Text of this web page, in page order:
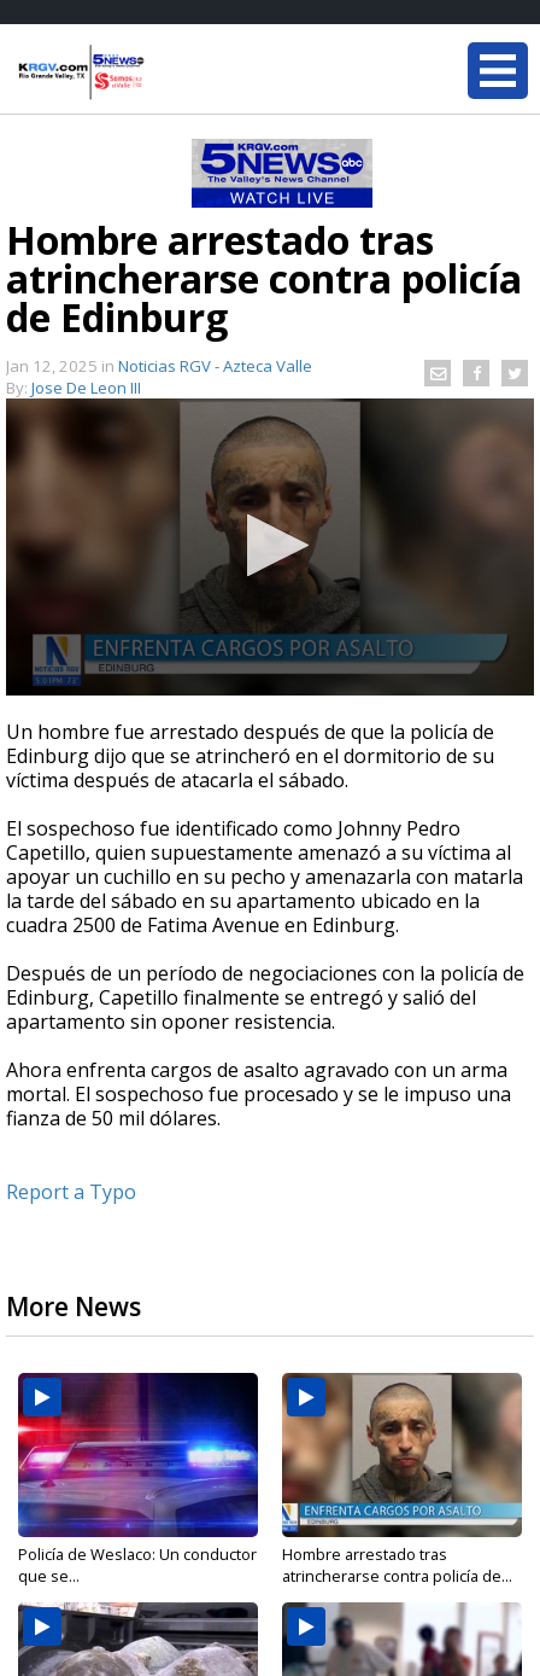
Hombre arrestado tras
atrincherarse contra policía
de Edinburg
Jan 12, 2025 in Noticias RGV - Azteca Valle
By: Jose De Leon III
seconds
of
45
seconds
Un hombre fue arrestado después de que la policía de
Edinburg dijo que se atrincheró en el dormitorio de su
víctima después de atacarla el sábado.
El sospechoso fue identificado como Johnny Pedro
Capetillo, quien supuestamente amenazó a su víctima al
apoyar un cuchillo en su pecho y amenazarla con matarla
la tarde del sábado en su apartamento ubicado en la
cuadra 2500 de Fatima Avenue en Edinburg.
Después de un período de negociaciones con la policía de
Edinburg, Capetillo finalmente se entregó y salió del
apartamento sin oponer resistencia.
Ahora enfrenta cargos de asalto agravado con un arma
mortal. El sospechoso fue procesado y se le impuso una
fianza de 50 mil dólares.
Report a Typo
More News
Policía de Weslaco: Un conductor
que se...
Hombre arrestado tras
atrincherarse contra policía de...